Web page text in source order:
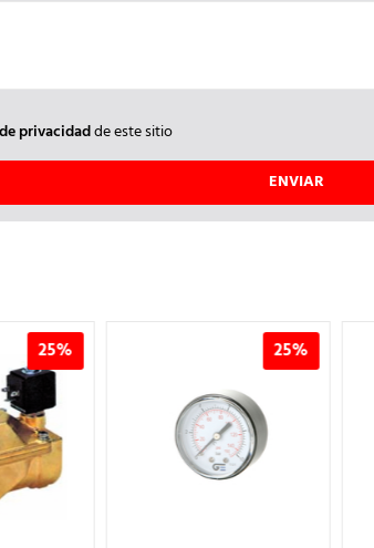
privacidadde este sitio
25% 25%